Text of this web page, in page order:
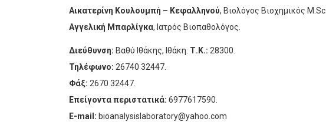
Αικατερίνη Κουλουμπή – Κεφαλληνού, Βιολόγος Βιοχημικός
Αγγελική Μπαρλίγκα, Ιατρός Βιοπαθολόγος.
Διεύθυνση: Βαθύ Ιθάκης, Ιθάκη. Τ.Κ.: 28300.
Τηλέφωνο: 26740 32447.
Φάξ: 2670 32447.
Επείγοντα περιστατικά: 6977617590.
E-mail: bioanalysislaboratory@yahoo.com